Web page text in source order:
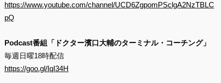
https://www.youtube.com/channel/UCD6ZgpomPSclgA2NzTBLC
pQ
Podcast番組「ドクター濱口大輔のターミナル・コーチング」
毎週日曜18時配信
https://goo.gl/IqI34H